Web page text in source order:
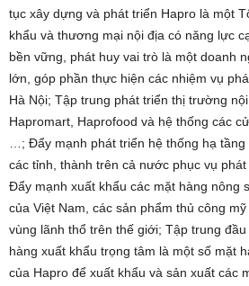
tục xây dựng và phát triển Hapro là một
khẩu và thương mại nội địa có năng lực
bền vững, phát huy vai trò là một doanh
lớn, góp phần thực hiện các nhiệm vụ
Hà Nội; Tập trung phát triển thị trường
Hapromart, Haprofood và hệ thống các
…; Đẩy mạnh phát triển hệ thống hạ
các tỉnh, thành trên cả nước phục vụ
Đẩy mạnh xuất khẩu các mặt hàng nông
của Việt Nam, các sản phẩm thủ công
vùng lãnh thổ trên thế giới; Tập trung
hàng xuất khẩu trọng tâm là một số mặt
của Hapro để xuất khẩu và sản xuất các